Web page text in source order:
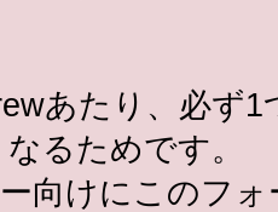
あたり、必ず
るためです。
向けにこのフ